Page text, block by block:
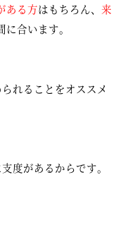
ある方はもちろん、来
に合います。
れることをオススメ
度があるからです。